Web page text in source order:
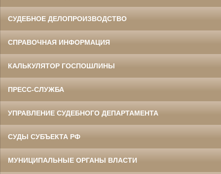
СУДЕБНОЕ ДЕЛОПРОИЗВОДСТВО
СПРАВОЧНАЯ ИНФОРМАЦИЯ
КАЛЬКУЛЯТОР ГОСПОШЛИНЫ
ПРЕСС-СЛУЖБА
УПРАВЛЕНИЕ СУДЕБНОГО ДЕПАРТАМЕНТА
СУДЫ СУБЪЕКТА РФ
МУНИЦИПАЛЬНЫЕ ОРГАНЫ ВЛАСТИ